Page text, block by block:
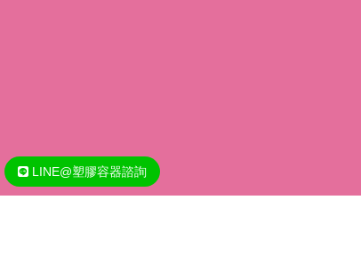
LINE@塑膠容器諮詢